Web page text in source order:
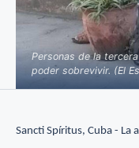
Personas de la
poder sobrevivir. (El
Sancti Spíritus, Cuba - La